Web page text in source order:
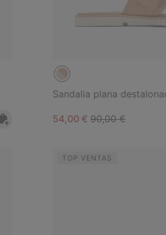
Sandalia plana
Sale price:
54,00 €Regular price:
90,00 €
TOP VENTAS